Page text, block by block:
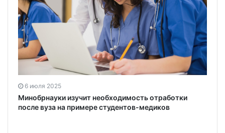
6 июля 2025
Минобрнауки изучит необходимость отработки
после вуза на примере студентов-медиков